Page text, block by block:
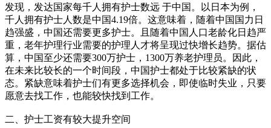
发现，发达国家每千人拥有护士数远 于中国。以日本为例，
千人拥有护士人数是中国4.19倍。这意味着，随着中国国力日
趋强盛，中国还需要更多护士。且随着中国人口老龄化日趋严
重，老年护理行业需要的护理人才将呈现过快增长趋势。据估
算，中国至少还需要300万护士，1300万养老护理员。因此，
在未来比较长的一个时间段，中国护士都处于比较紧缺的状
态。紧缺意味着护士们有更多选择机会，即使临时失业，只要
愿意去找工作，也能较快找到工作。
二、护士工资有较大提升空间